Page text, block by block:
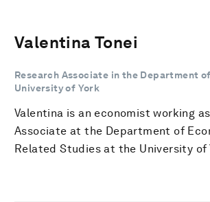
Valentina Tonei
Research Associate in the Department
University of York
Valentina is an economist working
Associate at the Department of
Related Studies at the University of